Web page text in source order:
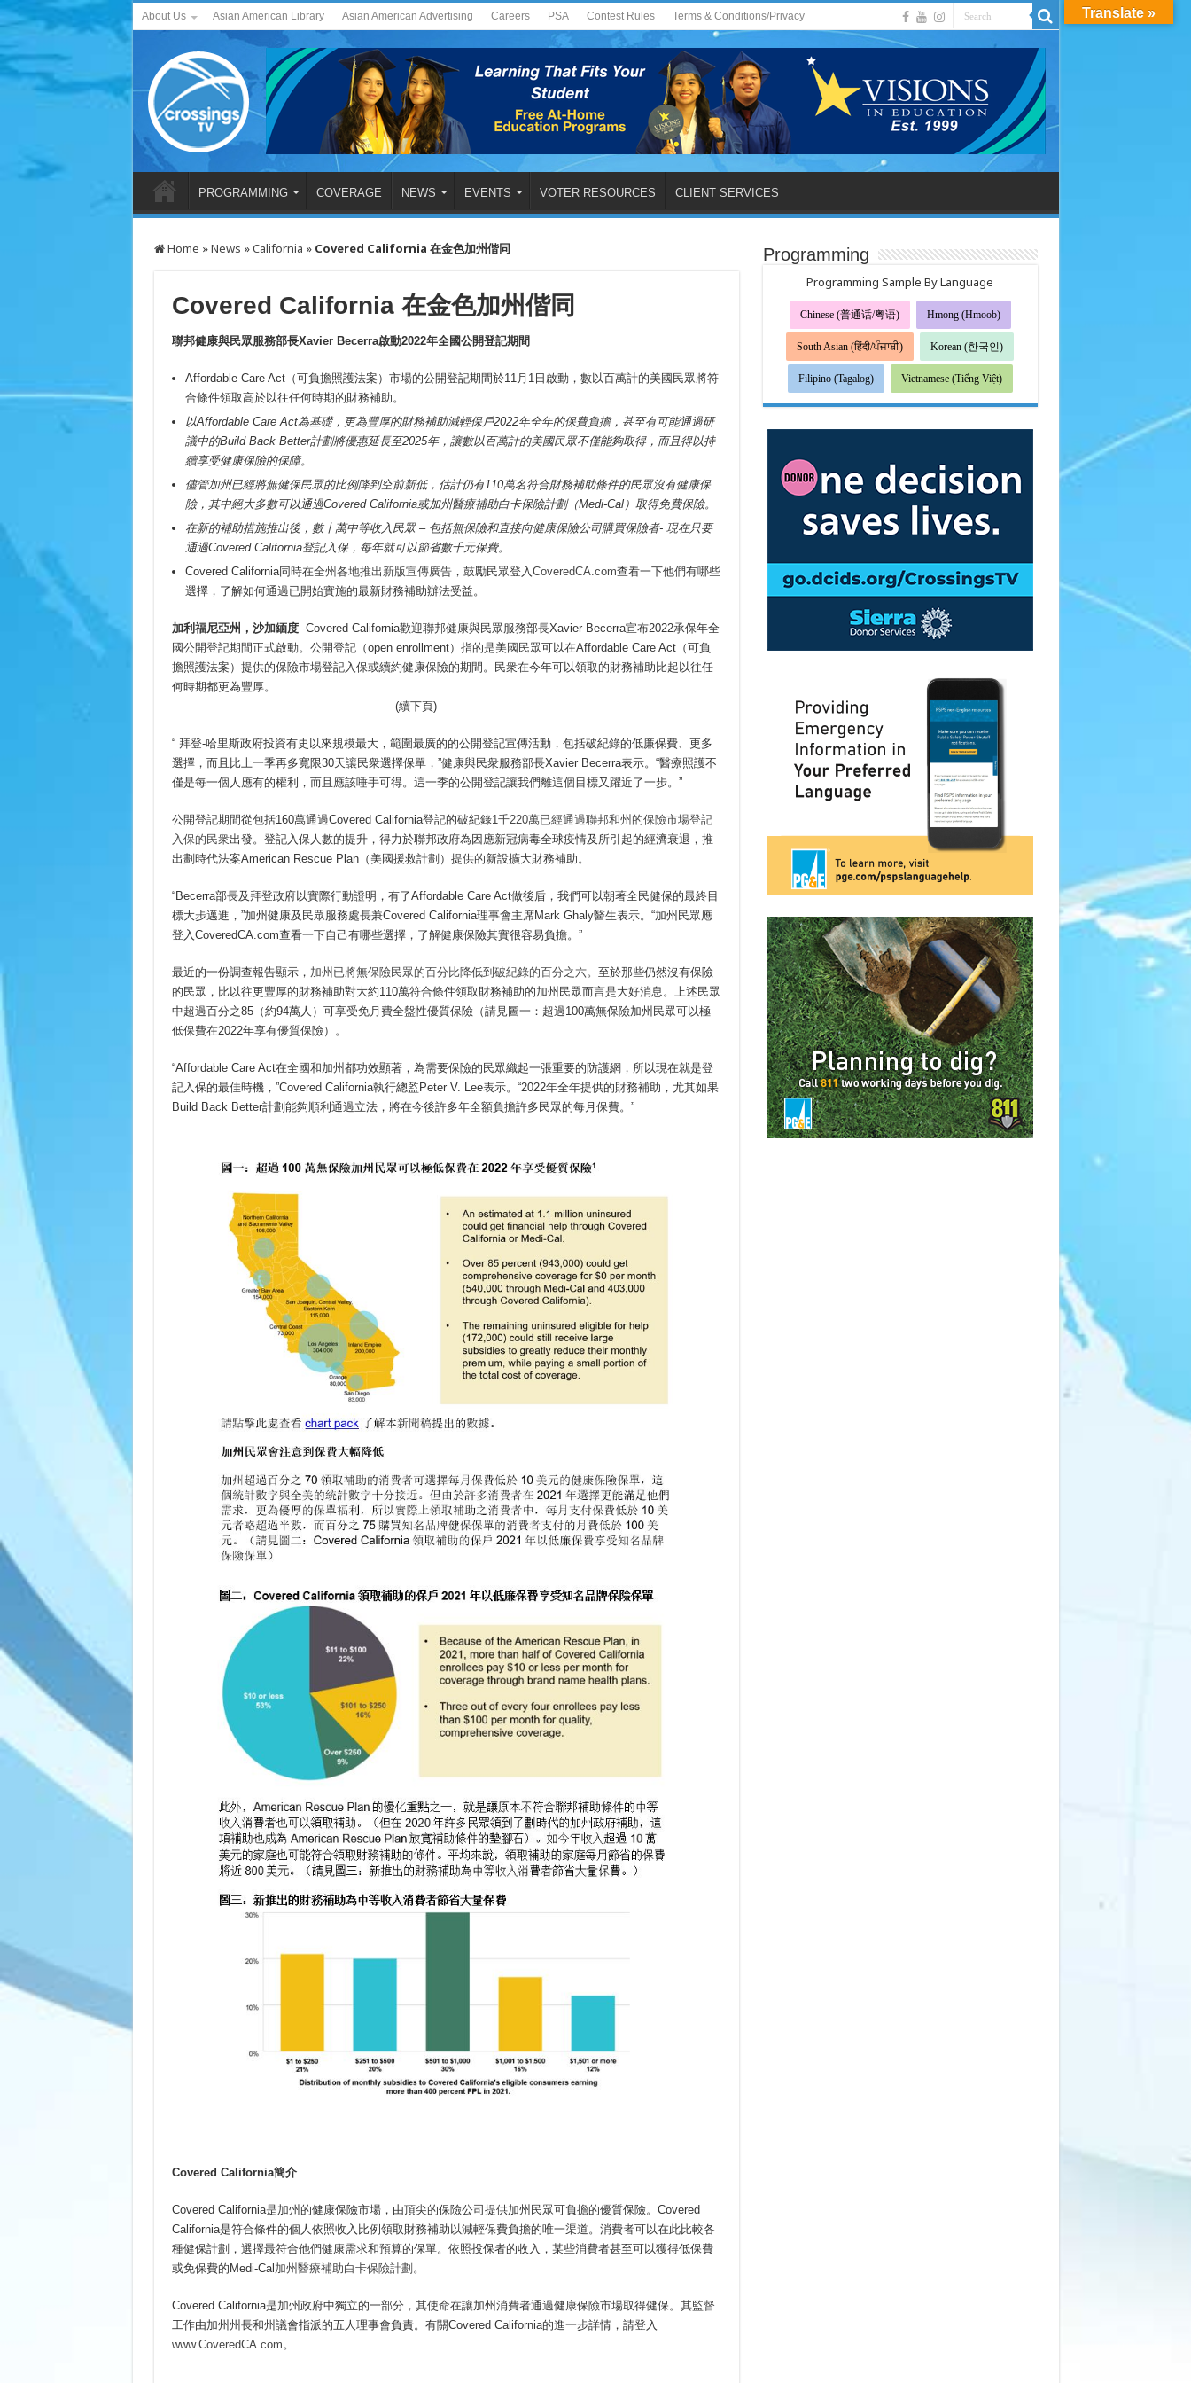
About Us Asian American Library Asian American Advertising Careers PSA Contest Rules Terms & Conditions/Privacy
PROGRAMMING COVERAGE NEWS EVENTS VOTER RESOURCES CLIENT SERVICES
Home »News »California » Covered California 在金色加州偕同
Covered California 在金色加州偕同
聯邦健康與民眾服務部長Xavier Becerra啟動2022年全國公開登記期間
Affordable Care Act（可負擔照護法案）市場的公開登記期間於11月1日啟動，數以百萬計的美國民眾將符
合條件領取高於以往任何時期的財務補助。
以Affordable Care Act為基礎，更為豐厚的財務補助減輕保戶2022年全年的保費負擔，甚至有可能通過研
議中的Build Back Better計劃將優惠延長至2025年，讓數以百萬計的美國民眾不僅能夠取得，而且得以持
續享受健康保險的保障。
儘管加州已經將無健保民眾的比例降到空前新低，估計仍有110萬名符合財務補助條件的民眾沒有健康保
險，其中絕大多數可以通過Covered California或加州醫療補助白卡保險計劃（Medi-Cal）取得免費保險。
在新的補助措施推出後，數十萬中等收入民眾 – 包括無保險和直接向健康保險公司購買保險者- 現在只要
通過Covered California登記入保，每年就可以節省數千元保費。
Covered California同時在全州各地推出新版宣傳廣告，鼓勵民眾登入CoveredCA.com查看一下他們有哪些
選擇，了解如何通過已開始實施的最新財務補助辦法受益。
加利福尼亞州，沙加緬度-Covered California歡迎聯邦健康與民眾服務部長Xavier Becerra宣布2022承保年全
國公開登記期間正式啟動。公開登記（open enrollment）指的是美國民眾可以在Affordable Care Act（可負
擔照護法案）提供的保險市場登記入保或續約健康保險的期間。民衆在今年可以領取的財務補助比起以往任
何時期都更為豐厚。
(續下頁)
“ 拜登-哈里斯政府投資有史以來規模最大，範圍最廣的的公開登記宣傳活動，包括破紀錄的低廉保費、更多
選擇，而且比上一季再多寬限30天讓民衆選擇保單，”健康與民衆服務部長Xavier Becerra表示。“醫療照護不
僅是每一個人應有的權利，而且應該唾手可得。這一季的公開登記讓我們離這個目標又躍近了一步。”
公開登記期間從包括160萬通過Covered California登記的破紀錄1千220萬已經通過聯邦和州的保險市場登記
入保的民衆出發。登記入保人數的提升，得力於聯邦政府為因應新冠病毒全球疫情及所引起的經濟衰退，推
出劃時代法案American Rescue Plan（美國援救計劃）提供的新設擴大財務補助。
“Becerra部長及拜登政府以實際行動證明，有了Affordable Care Act做後盾，我們可以朝著全民健保的最終目
標大步邁進，”加州健康及民眾服務處長兼Covered California理事會主席Mark Ghaly醫生表示。“加州民眾應
登入CoveredCA.com查看一下自己有哪些選擇，了解健康保險其實很容易負擔。”
最近的一份調查報告顯示， 加州已將無保險民眾的百分比降低到破紀錄的百分之六。至於那些仍然沒有保險
的民眾，比以往更豐厚的財務補助對大約110萬符合條件領取財務補助的加州民眾而言是大好消息。上述民眾
中超過百分之85（約94萬人）可享受免月費全盤性優質保險（請見圖一：超過100萬無保險加州民眾可以極
低保費在2022年享有優質保險）。
“Affordable Care Act在全國和加州都功效顯著，為需要保險的民眾織起一張重要的防護網，所以現在就是登
記入保的最佳時機，”Covered California執行總監Peter V. Lee表示。“2022年全年提供的財務補助，尤其如果
Build Back Better計劃能夠順利通過立法，將在今後許多年全額負擔許多民眾的每月保費。”
Covered California簡介
Covered California是加州的健康保險市場，由頂尖的保險公司提供加州民眾可負擔的優質保險。Covered
California是符合條件的個人依照收入比例領取財務補助以減輕保費負擔的唯一渠道。消費者可以在此比較各
種健保計劃，選擇最符合他們健康需求和預算的保單。依照投保者的收入，某些消費者甚至可以獲得低保費
或免保費的Medi-Cal加州醫療補助白卡保險計劃。
Covered California是加州政府中獨立的一部分，其使命在讓加州消費者通過健康保險市場取得健保。其監督
工作由加州州長和州議會指派的五人理事會負責。有關Covered California的進一步詳情，請登入
www.CoveredCA.com 。
Programming
Programming Sample By Language
Chinese (普通话/粤语) Hmong (Hmoob)
South Asian (हिंदी/ਪੰਜਾਬੀ) Korean (한국인)
Filipino (Tagalog) Vietnamese (Tiếng Việt)
Translate »